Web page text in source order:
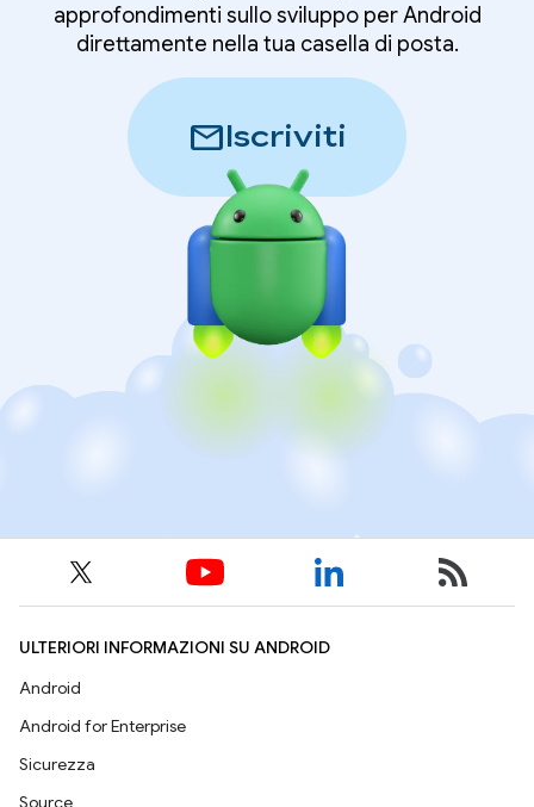
approfondimenti sullo sviluppo per Android
direttamente nella tua casella di posta.
mailIscriviti
ULTERIORI INFORMAZIONI SU ANDROID
Android
Android for Enterprise
Sicurezza
Source